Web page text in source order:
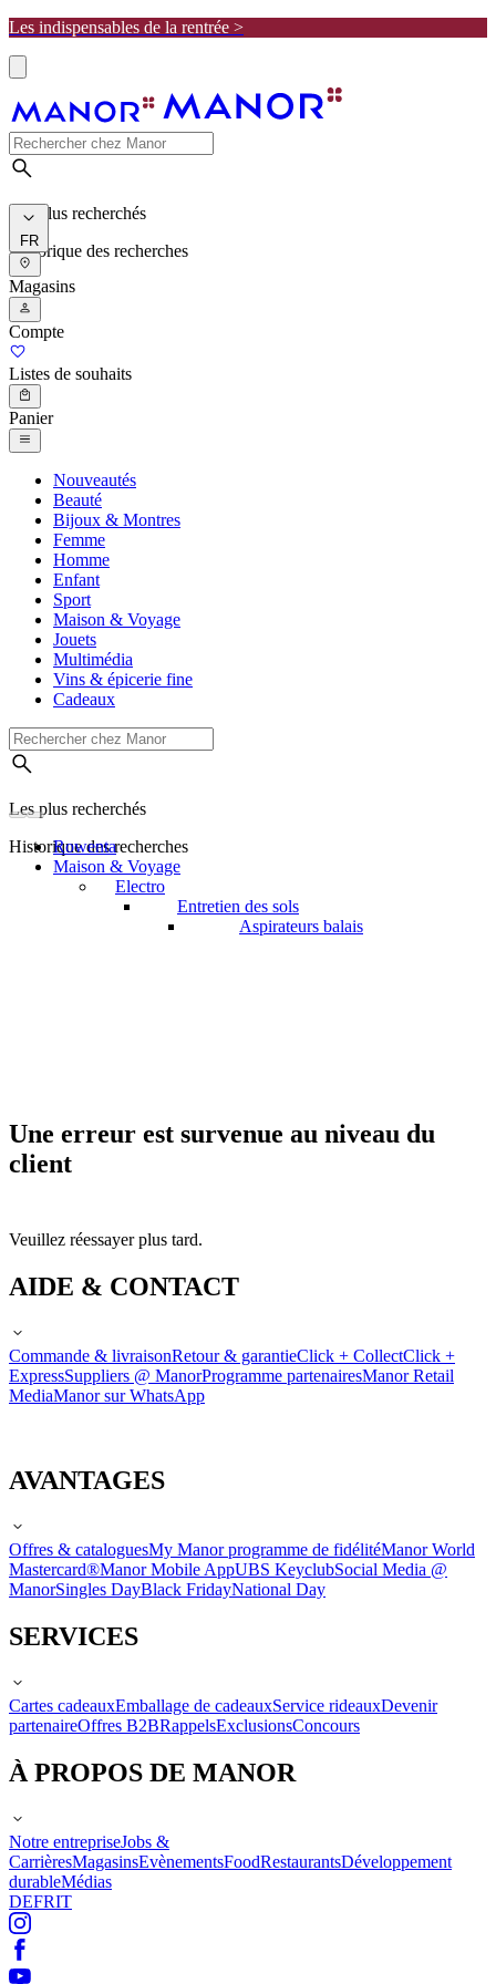
Les indispensables de la rentrée >
Les plus recherchés
Historique des recherches
FR
Magasins
Compte
Listes de souhaits
Panier
Nouveautés
Beauté
Bijoux & Montres
Femme
Homme
Enfant
Sport
Maison & Voyage
Jouets
Multimédia
Vins & épicerie fine
Cadeaux
Les plus recherchés
Historique des recherches
Rowenta
Maison & Voyage
Electro
Entretien des sols
Aspirateurs balais
Une erreur est survenue au niveau du
client
Veuillez réessayer plus tard.
AIDE & CONTACT
Commande & livraisonRetour & garantieClick + CollectClick +
ExpressSuppliers @ ManorProgramme partenairesManor Retail
MediaManor sur WhatsApp
AVANTAGES
Offres & cataloguesMy Manor programme de fidélitéManor World
Mastercard®Manor Mobile AppUBS KeyclubSocial Media @
ManorSingles DayBlack FridayNational Day
SERVICES
Cartes cadeauxEmballage de cadeauxService rideauxDevenir
partenaireOffres B2BRappelsExclusionsConcours
À PROPOS DE MANOR
Notre entrepriseJobs &
CarrièresMagasinsEvènementsFoodRestaurantsDéveloppement
durableMédias
DEFRIT